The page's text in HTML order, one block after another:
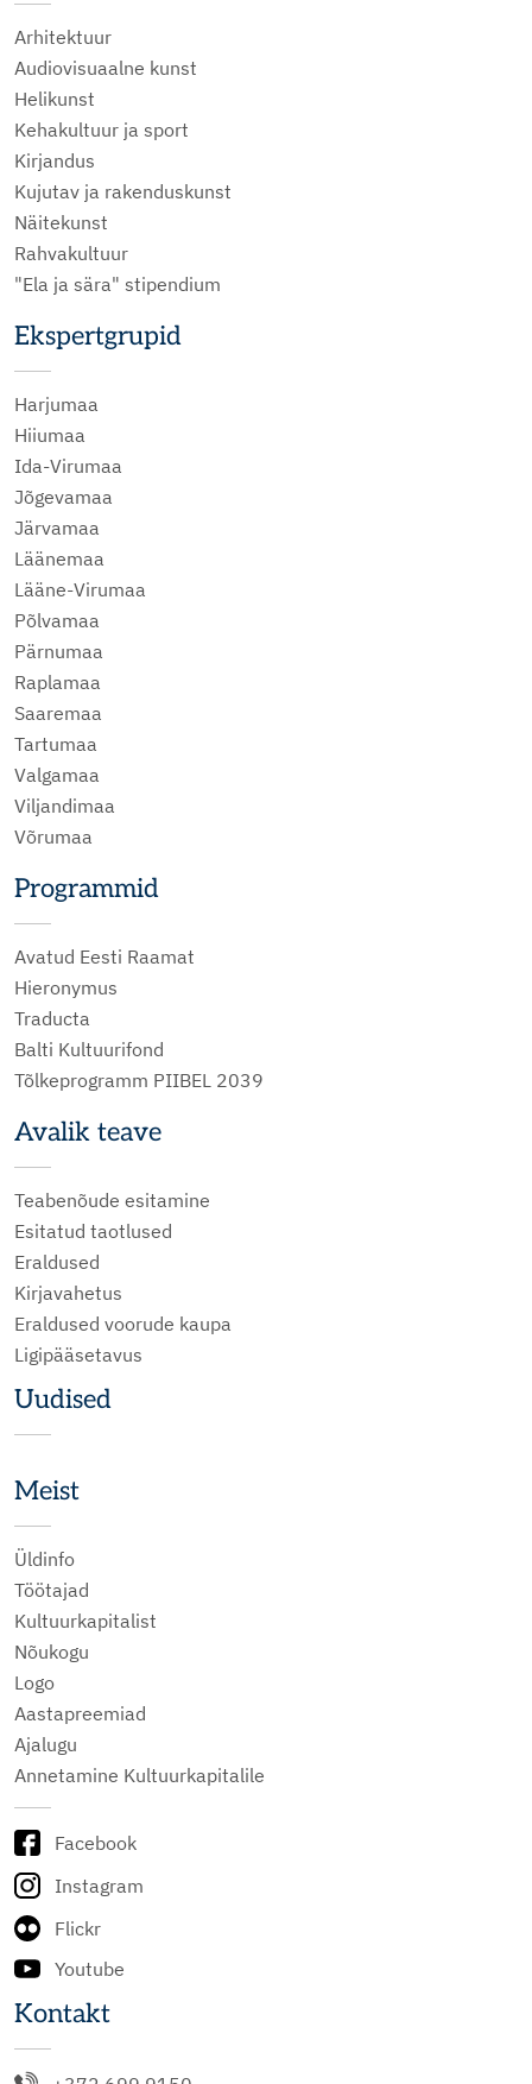
Arhitektuur
Audiovisuaalne kunst
Helikunst
Kehakultuur ja sport
Kirjandus
Kujutav ja rakenduskunst
Näitekunst
Rahvakultuur
"Ela ja sära" stipendium
Ekspertgrupid
Harjumaa
Hiiumaa
Ida-Virumaa
Jõgevamaa
Järvamaa
Läänemaa
Lääne-Virumaa
Põlvamaa
Pärnumaa
Raplamaa
Saaremaa
Tartumaa
Valgamaa
Viljandimaa
Võrumaa
Programmid
Avatud Eesti Raamat
Hieronymus
Traducta
Balti Kultuurifond
Tõlkeprogramm PIIBEL 2039
Avalik teave
Teabenõude esitamine
Esitatud taotlused
Eraldused
Kirjavahetus
Eraldused voorude kaupa
Ligipääsetavus
Uudised
Meist
Üldinfo
Töötajad
Kultuurkapitalist
Nõukogu
Logo
Aastapreemiad
Ajalugu
Annetamine Kultuurkapitalile
Facebook
Instagram
Flickr
Youtube
Kontakt